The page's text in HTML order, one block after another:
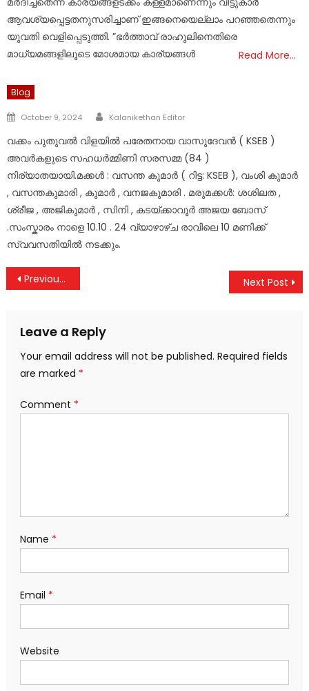
ആവശ്യപ്പെട്ടതനുസരിച്ചാണ് ഇങ്ങനെയെല്ലാം പറഞ്ഞതെന്നും
യുവതി വെളിപ്പെടുത്തി. ”ഭർത്താവ് രാഹുലിനെതിരെ
മാധ്യമങ്ങളിലൂടെ മോശമായ കാര്യങ്ങള്‍
Read More…
Blog
Posted
October 9, 2024 Author
Kalanikethan Editor
വക്കം പുതുവൽ വിളയിൽ പരേതനായ വാസുദേവൻ ( KSEB )
അവർകളുടെ സഹധർമ്മിണി സരസമ്മ (84 )
നിര്യാതയായി.മക്കൾ : വസന്ത കുമാർ ( റിട്ട: KSEB ), വംശി കുമാർ
, വസന്തകുമാരി , കുമാർ , വനജകുമാരി . മരുമക്കൾ: ശശിലത ,
ശ്രീജ , അജികുമാർ , സിനി , കടയ്ക്കാവൂർ അജയ ബോസ്
.സംസ്കാരം നാളെ 10.10 . 24 വ്യാഴാഴ്ച രാവിലെ 10 മണിക്ക്
സ്വവസതിയിൽ നടക്കും.
Post
Previous Post Next Post
Leave a Reply
Your email address will not be published. Required fields
are marked *
Comment *
Name *
Email *
Website